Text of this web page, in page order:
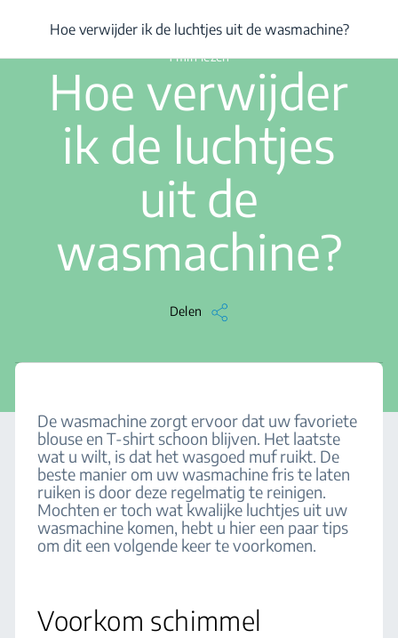
Hoe verwijder ik de luchtjes uit de wasmachine?
1 min lezen
Hoe verwijder
ik de luchtjes
uit de
wasmachine?
Delen
Hoe verwijder ik de luchtjes uit de wasmachine?
De wasmachine zorgt ervoor dat uw favoriete
blouse en T-shirt schoon blijven. Het laatste
wat u wilt, is dat het wasgoed muf ruikt. De
beste manier om uw wasmachine fris te laten
ruiken is door deze regelmatig te reinigen.
Mochten er toch wat kwalijke luchtjes uit uw
wasmachine komen, hebt u hier een paar tips
om dit een volgende keer te voorkomen.
Voorkom schimmel